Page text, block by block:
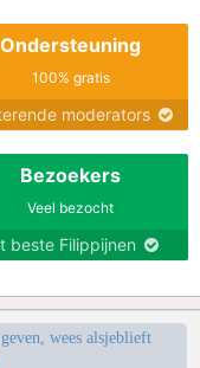
Ondersteuning
100% gratis
moderators
Bezoekers
Veel bezocht
beste Filippijnen
wees alsjeblieft